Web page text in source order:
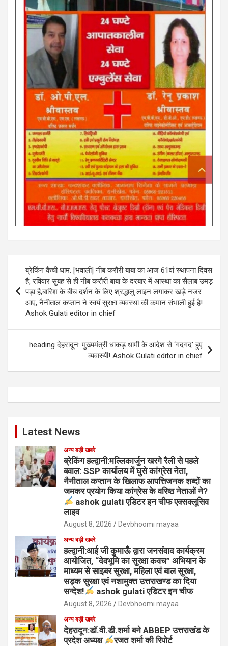
Post
navigation
ब्रेकिंग कैंची धाम: [भवाली] नीब करौरी बाबा का आज 61वां स्थापना दिवस
है, रविवार सुबह से ही नीब करौरी बाबा के दरबार में आस्था का सैलाब उमड़
पड़ा है,बारिश के बीच दर्शन के लिए श्रद्धालु लाइन लगाकर खड़े नजर
आए, नैनीताल कप्तान ने स्वयं सुरक्षा व्यवस्था की कमान संभाली हुई है!
Ashok Gulati editor in chief
heading देहरादून: मुख्यमंत्री धाकड़ धामी के आदेश से ‘गदगद’ हुए
व्यवास्यी! Ashok Gulati editor in chief
Latest News
अन्य बड़ी खबरे
ब्रेकिंग हल्द्वानी:मल्लिकार्जुन खरगे रैली से पहले
बवाल: SSP कार्यालय में घुसे कांग्रेस नेता,
नैनीताल कप्तान के खिलाफ आपत्तिजनक शब्दों का
जमकर प्रयोग किया कांग्रेस के वरिष्ठ नेताओं ने?
ashok gulati एडिटर इन चीफ एक्सक्लूसिव
लाइव
August 8, 2026 Devbhoomi mayaa
अन्य बड़ी खबरे
हल्द्वानी:आई जी कुमाऊँ द्वारा जनसंवाद कार्यक्रम
आयोजित, “देवभूमि का सुरक्षा कवच” अभियान के
माध्यम से साइबर सुरक्षा, महिला एवं बाल सुरक्षा,
सड़क सुरक्षा एवं नशामुक्त उत्तराखण्ड का दिया
सन्देश!
ashok gulati एडिटर इन चीफ
August 8, 2026 Devbhoomi mayaa
अन्य बड़ी खबरे
देहरादून:डॉ.वी.डी.शर्मा बने ABBEP उत्तराखंड के
प्रदेश अध्यक्ष
रजत शर्मा की रिपोर्ट